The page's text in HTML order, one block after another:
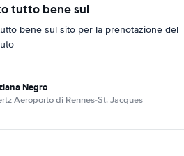
tutto bene sul
bene sul sito per la prenotazione del
Negro
Aeroporto di Rennes-St. Jacques